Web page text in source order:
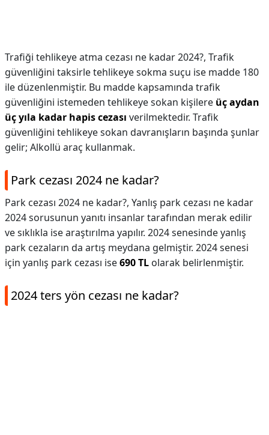
Trafiği tehlikeye atma cezası ne kadar 2024?, Trafik
güvenliğini taksirle tehlikeye sokma suçu ise madde 180
ile düzenlenmiştir. Bu madde kapsamında trafik
güvenliğini istemeden tehlikeye sokan kişilere üç aydan
üç yıla kadar hapis cezası verilmektedir. Trafik
güvenliğini tehlikeye sokan davranışların başında şunlar
gelir; Alkollü araç kullanmak.
Park cezası 2024 ne kadar?
Park cezası 2024 ne kadar?, Yanlış park cezası ne kadar
2024 sorusunun yanıtı insanlar tarafından merak edilir
ve sıklıkla ise araştırılma yapılır. 2024 senesinde yanlış
park cezaların da artış meydana gelmiştir. 2024 senesi
için yanlış park cezası ise690 TL olarak belirlenmiştir.
2024 ters yön cezası ne kadar?